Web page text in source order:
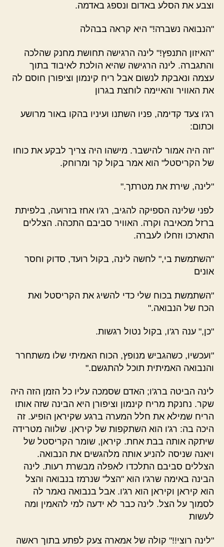
וצבע את הסלע באדום ונספג באדמה.
"הנבואה נשברה!" היא קראה בבהלה
"האיזון התנפץ!" לינה הרגישה תחושת מחנק שהלכה
והתגברה. לינה הרגישה שהיא הולכת לאיבוד בתוך
עצמה ונאבקת לנשום אבל ריח קינמון וציפורן חוסם לה
את האוויר והאיימה לוחצת בגרון
רג'ו צעד קדימה, פניו השתנו ועיניו בהקו באור מרושע
וכתום:
"זה היה אמור להישבר. מישהו היה צריך לבקע את כוחו
של הקריסטל" הוא אמר בקול קר ומרוחק.
"לינה, שירת את מטרתך."
לפני שלינה הספיקה להגיב, רג'ו אחז בזרועה, בלפיתת
ברזל מכאיבה וקרה. האוויר סביבם התכהה. הצללים
התארכו וזחלו לעברה.
"השתמשת בי," לחשה לינה, בקול רועד, סדוק וחסר
אונים
"השתמשת בכוח שלי כדי להשיג את הקריסטל ואת
הכח של הנבואה."
"כן," ענה רג'ו, בקול נטול רגשות.
"ועכשיו, כשהגביש מנופץ, הכוח האמיתי שלו משתחרר
והנבואה האמיתית תוכל להתגשם."
לינה הביטה ברג'ו; האדם שסמכה עליו כל הזמן הזה היה
שקר. נחנקת מריח קינמון וציפורן היא הבינה שזה אותו
הריח שמילא את חלל המערה ברגע שקיראן הופיע. זה
היכה בה: רג'ו הוא השתקפות של קיראן. שלווה מטרידה
שיתקה אותה בבת אחת. קיראן, שומר הקריסטל של
ויאנה שניסה להניע אותה מלהגשים את הנבואה.
הצללים סביבם התלכדו לאפלה מבשרת רעות. לינה
הבינה באימה שרג'ו הוא "הצל" שנרמז בנבואה והצל
הוא קיראן וקיראן הוא רג'ו. אבל בנבואה נאמר לה
לסמוך על הצל. לינה כבר לא ידעה למי להאמין ומה
לעשות
"לינה רוצי!!" קולה של אמארה צעק לפתע בתוך ראשה